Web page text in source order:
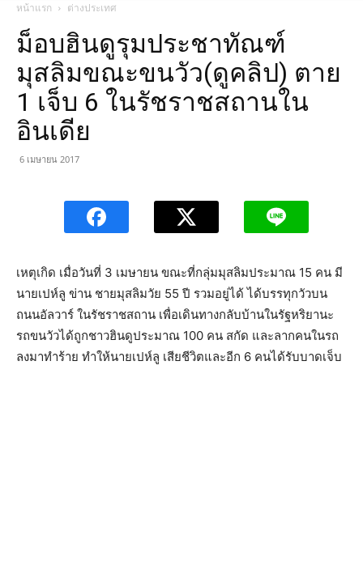
หน้าแรก ต่างประเทศ
ม็อบฮินดูรุมประชาทัณฑ์
มุสลิมขณะขนวัว(ดูคลิป) ตาย
1 เจ็บ 6 ในรัชราชสถานใน
อินเดีย
6 เมษายน 2017
เหตุเกิด เมื่อวันที่ 3 เมษายน ขณะที่กลุ่มมุสลิมประมาณ 15 คน มี
นายเปห์ลู ข่าน ชายมุสลิมวัย 55 ปี รวมอยู่ได้ ได้บรรทุกวัวบน
ถนนอัลวาร์ ในรัชราชสถาน เพื่อเดินทางกลับบ้านในรัฐหริยานะ
รถขนวัวได้ถูกชาวฮินดูประมาณ 100 คน สกัด และลากคนในรถ
ลงมาทำร้าย ทำให้นายเปห์ลู เสียชีวิตและอีก 6 คนได้รับบาดเจ็บ